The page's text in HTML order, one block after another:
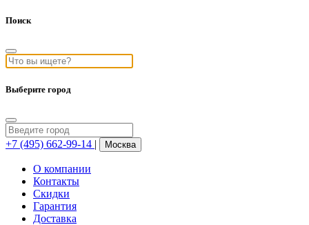
Поиск
Выберите город
+7 (495) 662-99-14 | Москва
О компании
Контакты
Скидки
Гарантия
Доставка